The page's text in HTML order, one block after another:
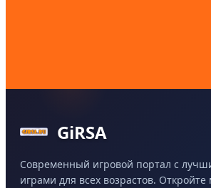
GiRSA
Современный игровой портал с
играми для всех возрастов. Откройте